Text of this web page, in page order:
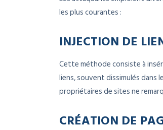
les plus courantes :
INJECTION DE
Cette méthode consiste à
liens, souvent dissimulés dans
propriétaires de sites ne
CRÉATION DE